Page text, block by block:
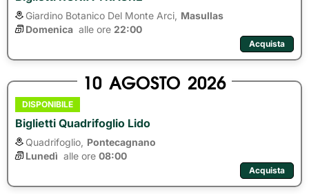
Giardino Botanico Del Monte Arci, Masullas
Domenica alle ore 22:00
Acquista
10 AGOSTO 2026
DISPONIBILE
Biglietti Quadrifoglio Lido
Quadrifoglio, Pontecagnano
Lunedì alle ore 08:00
Acquista